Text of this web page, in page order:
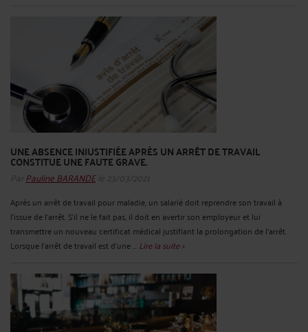
UNE ABSENCE INJUSTIFIÉE APRÈS UN ARRÊT DE TRAVAIL
CONSTITUE UNE FAUTE GRAVE.
Par Pauline BARANDEle 23/03/2021
Après un arrêt de travail pour maladie, un salarié doit reprendre son travail à
l’issue de l’arrêt. S’il ne le fait pas, il doit en avertir son employeur et lui
transmettre un nouveau certificat médical justifiant la prolongation de l’arrêt.
Lorsque l’arrêt de travail est d’une ... Lire la suite >